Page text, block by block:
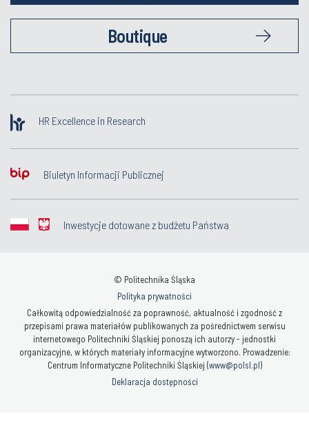
Boutique
HR Excellence in Research
Biuletyn Informacji Publicznej
Inwestycje dotowane z budżetu Państwa
© Politechnika Śląska
Polityka prywatności
Całkowitą odpowiedzialność za poprawność, aktualność i zgodność z
przepisami prawa materiałów publikowanych za pośrednictwem serwisu
internetowego Politechniki Śląskiej ponoszą ich autorzy - jednostki
organizacyjne, w których materiały informacyjne wytworzono. Prowadzenie:
Centrum Informatyczne Politechniki Śląskiej (www@polsl.pl)
Deklaracja dostępności